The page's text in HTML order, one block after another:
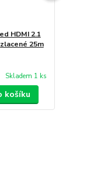
HDMI 2.1
25m
Skladem 1 ks
košíku